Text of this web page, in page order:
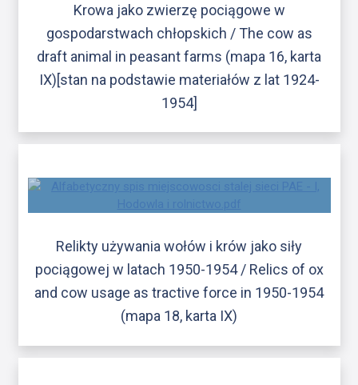
Krowa jako zwierzę pociągowe w
gospodarstwach chłopskich / The cow as
draft animal in peasant farms (mapa 16, karta
IX)[stan na podstawie materiałów z lat 1924-
1954]
Relikty używania wołów i krów jako siły
pociągowej w latach 1950-1954 / Relics of ox
and cow usage as tractive force in 1950-1954
(mapa 18, karta IX)